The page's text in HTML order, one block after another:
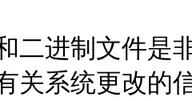
二进制文件是
关系统更改的